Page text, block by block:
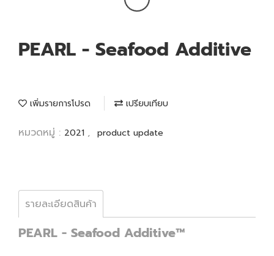
PEARL - Seafood Additive
เพิ่มรายการโปรด เปรียบเทียบ
หมวดหมู่ : 2021 , product update
รายละเอียดสินค้า
PEARL - Seafood Additive™